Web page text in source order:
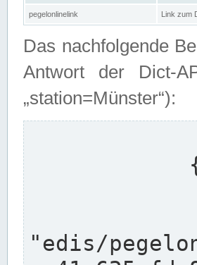
pegelonlinelink Link
Das nachfolgende
Antwort der Dict-
„station=Münster“):
"edis/